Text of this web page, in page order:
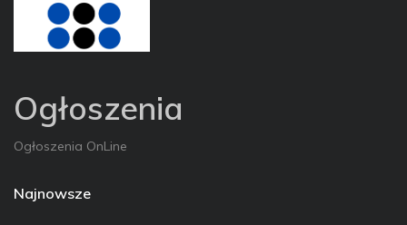
Ogłoszenia
Ogłoszenia OnLine
Najnowsze